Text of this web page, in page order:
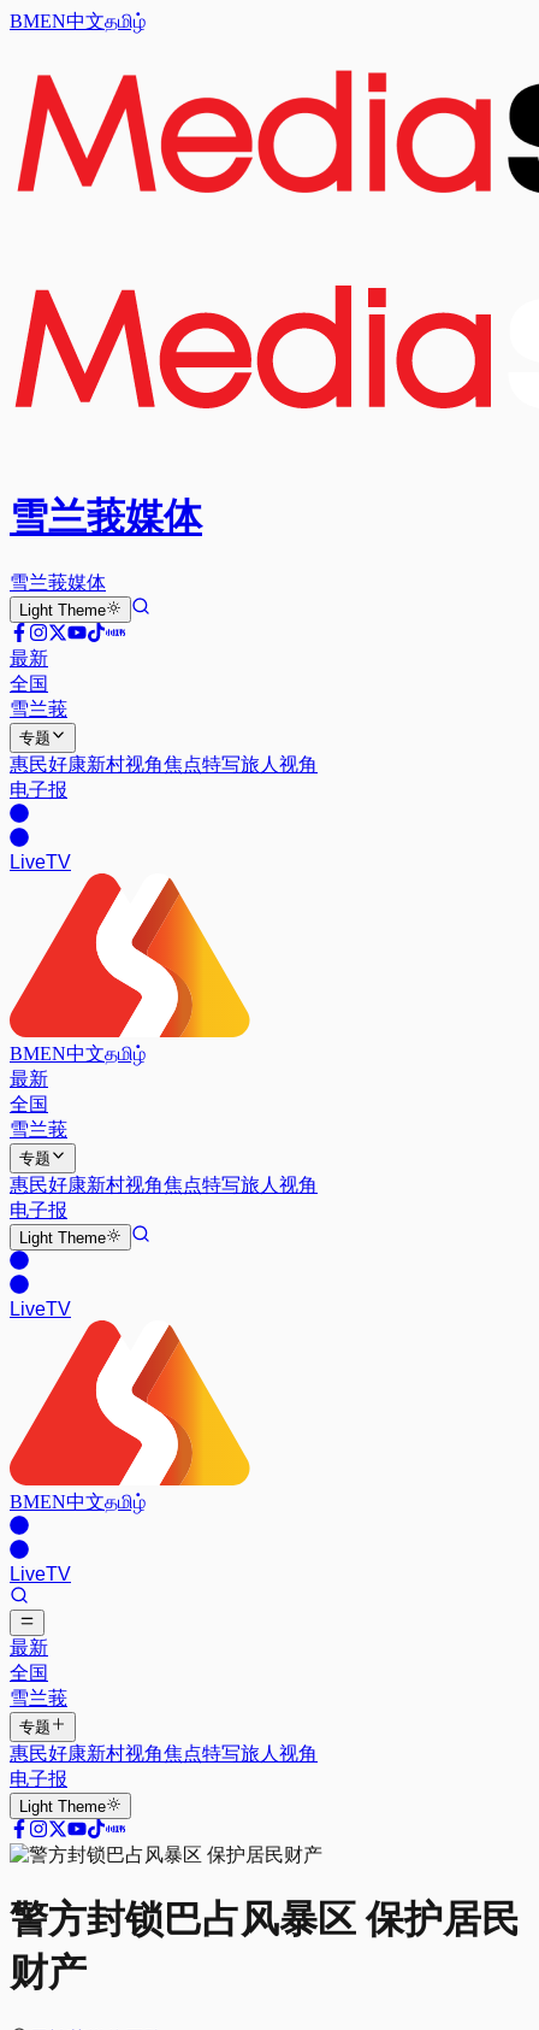
BMEN中文தமிழ்
雪兰莪媒体
雪兰莪媒体
Light Theme
最新
全国
雪兰莪
专题
惠民好康新村视角焦点特写旅人视角
电子报
LiveTV
BMEN中文தமிழ்
最新
全国
雪兰莪
专题
惠民好康新村视角焦点特写旅人视角
电子报
Light Theme
LiveTV
BMEN中文தமிழ்
LiveTV
最新
全国
雪兰莪
专题
惠民好康新村视角焦点特写旅人视角
电子报
Light Theme
警方封锁巴占风暴区 保护居民
财产